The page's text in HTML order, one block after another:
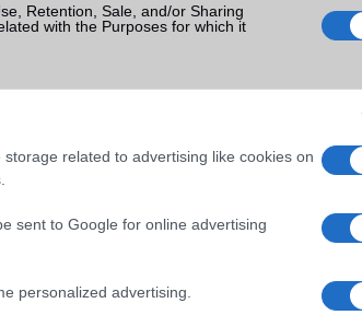
Retention, Sale, and/or Sharing
with the Purposes for which it
related to advertising like cookies on
sent to Google for online advertising
personalized advertising.